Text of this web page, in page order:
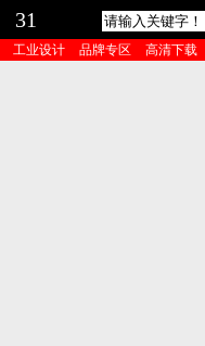
31
工业设计 品牌专区 高清下载